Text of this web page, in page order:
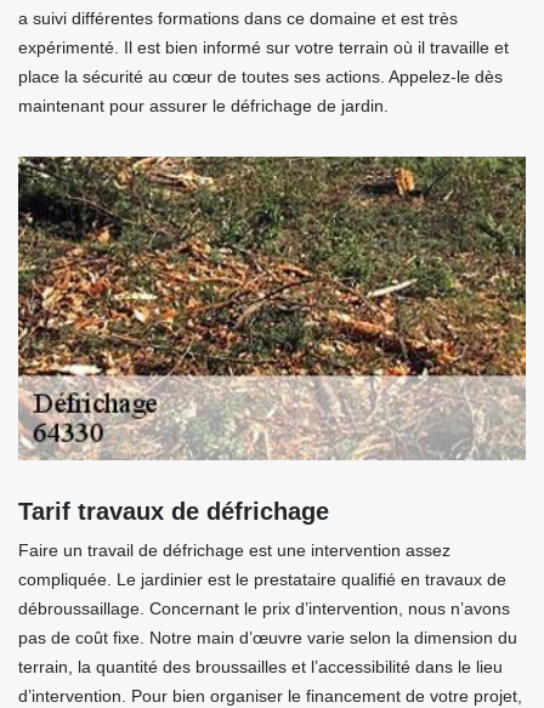
a suivi différentes formations dans ce domaine et est très
expérimenté. Il est bien informé sur votre terrain où il travaille et
place la sécurité au cœur de toutes ses actions. Appelez-le dès
maintenant pour assurer le défrichage de jardin.
Tarif travaux de défrichage
Faire un travail de défrichage est une intervention assez
compliquée. Le jardinier est le prestataire qualifié en travaux de
débroussaillage. Concernant le prix d’intervention, nous n’avons
pas de coût fixe. Notre main d’œuvre varie selon la dimension du
terrain, la quantité des broussailles et l’accessibilité dans le lieu
d’intervention. Pour bien organiser le financement de votre projet,